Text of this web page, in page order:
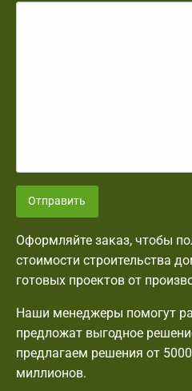
Отправить
Оформляйте заказ, чтобы
стоимости строительства
готовых проектов от
Наши менеджеры помогут
предложат выгодное
предлагаем решения от
миллионов.